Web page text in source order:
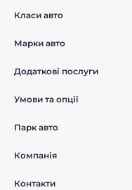
Класи авто
Марки авто
Додаткові послуги
Умови та опції
Парк авто
Компанія
Контакти